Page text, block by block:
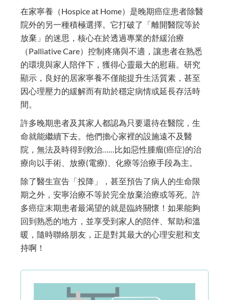
在家寧養（Hospice at Home）是晚期癌症患者除醫
院外的另一種積極選擇。它打破了「離開醫院等於
放棄」的迷思，核心在於透過專業的舒緩治療
（Palliative Care）控制疼痛與不適，讓患者在熟悉
的環境與家人陪伴下，獲得心靈最大的慰藉。研究
顯示，良好的居家寧養不僅能提升生活質素，甚至
因心理壓力的緩解而有助於穩定病情或延長存活時
間。
許多晚期患者及其家人都認為只要還待在醫院，生
命就能繼續下去。他們擔心家裡的設施遠不及醫
院，無法及時得到救治……比如惡性腫瘤(癌症)的治
療向以手術、放療(電療)、化療等治療手段為主。
除了醫生宣告「投降」，甚至預告了病人的生命限
期之外， 安寧治療不等於完全放棄治療或等死。 許
多癌症末期患者最渴望的就是臨終關懷！如果能夠
回到熟悉的地方，並享受到家人的陪伴、幫助和溫
暖，隨時聯絡朋友，正是對其最大的心理安慰和支
持啊！